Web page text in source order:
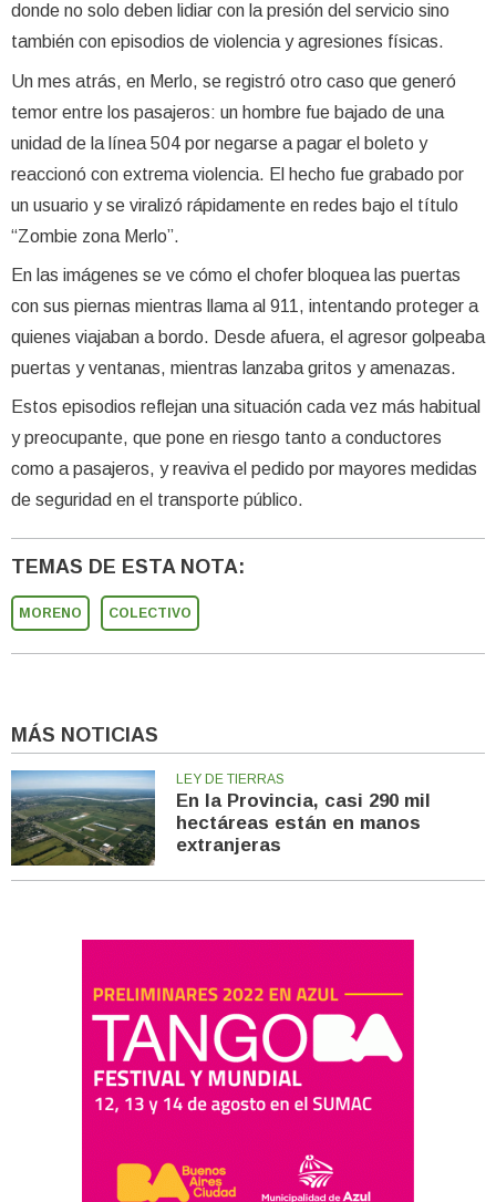
donde no solo deben lidiar con la presión del servicio sino
también con episodios de violencia y agresiones físicas.
Un mes atrás, en Merlo, se registró otro caso que generó
temor entre los pasajeros: un hombre fue bajado de una
unidad de la línea 504 por negarse a pagar el boleto y
reaccionó con extrema violencia. El hecho fue grabado por
un usuario y se viralizó rápidamente en redes bajo el título
“Zombie zona Merlo”.
En las imágenes se ve cómo el chofer bloquea las puertas
con sus piernas mientras llama al 911, intentando proteger a
quienes viajaban a bordo. Desde afuera, el agresor golpeaba
puertas y ventanas, mientras lanzaba gritos y amenazas.
Estos episodios reflejan una situación cada vez más habitual
y preocupante, que pone en riesgo tanto a conductores
como a pasajeros, y reaviva el pedido por mayores medidas
de seguridad en el transporte público.
TEMAS DE ESTA NOTA:
MORENO COLECTIVO
MÁS NOTICIAS
LEY DE TIERRAS
En la Provincia, casi 290 mil
hectáreas están en manos
extranjeras